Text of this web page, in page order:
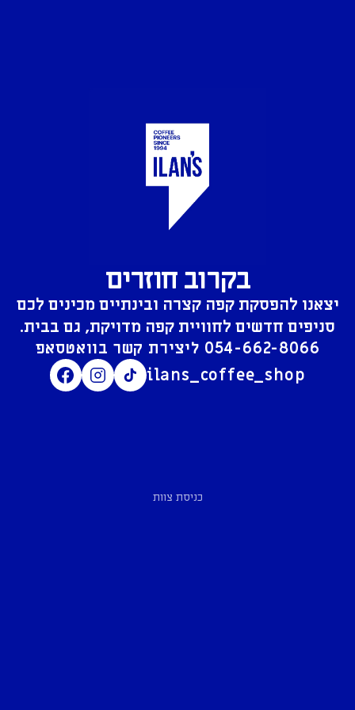
בקרוב חוזרים
יצאנו להפסקת קפה קצרה ובינתיים מכינים לכם
סניפים חדשים לחוויית קפה מדויקת, גם בבית.
054-662-8066
ilans_coffee_shop
כניסת צוות